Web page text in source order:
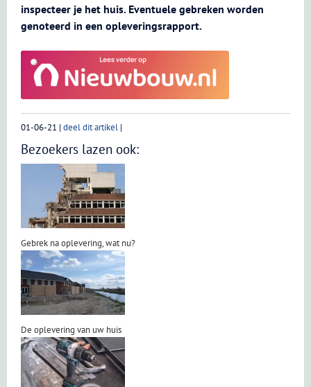
inspecteer je het huis. Eventuele gebreken worden
genoteerd in een opleveringsrapport.
01-06-21 | deel dit artikel |
Bezoekers lazen ook:
Gebrek na oplevering, wat nu?
De oplevering van uw huis